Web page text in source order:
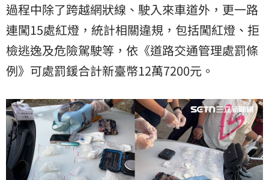
過程中除了跨越網狀線、駛入來車道外，更一路
連闖15處紅燈，統計相關違規，包括闖紅燈、拒
檢逃逸及危險駕駛等，依《道路交通管理處罰條
例》可處罰鍰合計新臺幣12萬7200元。